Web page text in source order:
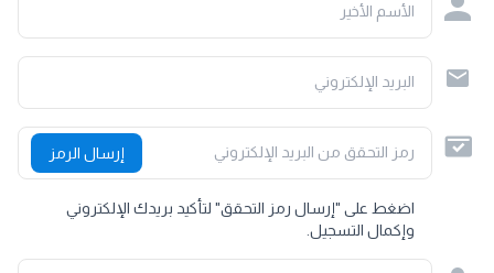
الأسم الأخير
البريد الإلكتروني
رمز التحقق من البريد الإلكتروني إرسال الرمز
اضغط على "إرسال رمز التحقق" لتأكيد بريدك الإلكتروني
وإكمال التسجيل.